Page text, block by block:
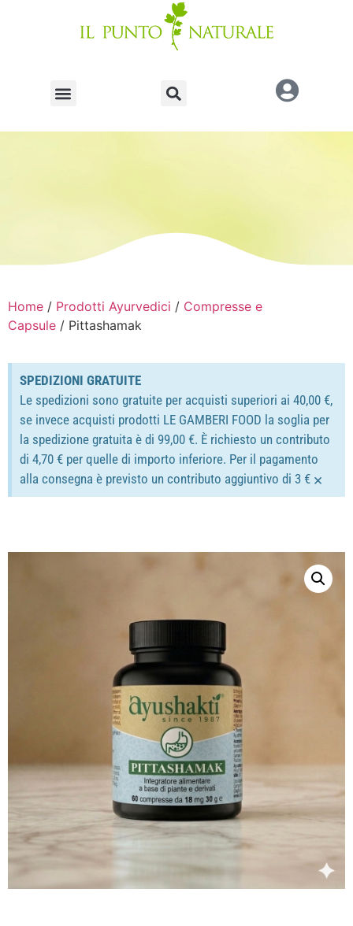
Home / Prodotti Ayurvedici / Compresse e
Capsule / Pittashamak
SPEDIZIONI GRATUITE
Le spedizioni sono gratuite per acquisti superiori ai 40,00 €,
se invece acquisti prodotti LE GAMBERI FOOD la soglia per
la spedizione gratuita è di 99,00 €. È richiesto un contributo
di 4,70 € per quelle di importo inferiore. Per il pagamento
alla consegna è previsto un contributo aggiuntivo di 3 € ×